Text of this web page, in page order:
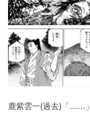
鹿紫雲一(過去)「……